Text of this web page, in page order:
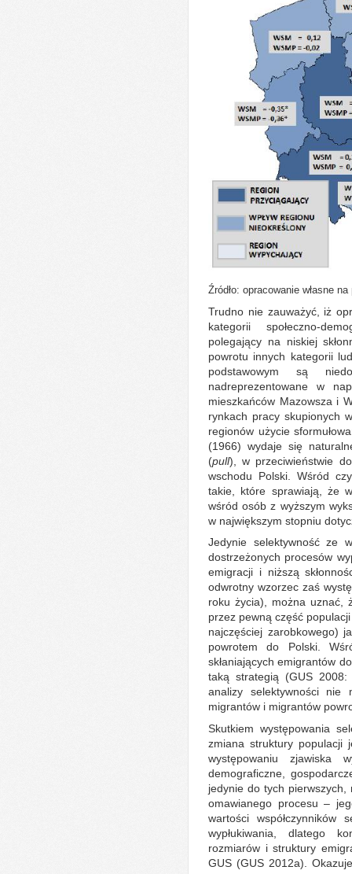
Źródło: opracowanie własne
Trudno nie zauważyć, iż
kategorii społeczno-
polegający na niskiej
powrotu innych kategorii
podstawowym są
nadreprezentowane w
mieszkańców Mazowsza i
rynkach pracy skupionych
regionów użycie
(1966) wydaje się
(pull), w przeciwieństwie
wschodu Polski. Wśród
takie, które sprawiają, że
wśród osób z wyższym
w największym stopniu
Jedynie selektywność ze
dostrzeżonych procesów
emigracji i niższą
odwrotny wzorzec zaś
roku życia), można uznać,
przez pewną część
najczęściej zarobkowego)
powrotem do Polski.
skłaniających emigrantów
taką strategią (GUS
analizy selektywności nie
migrantów i migrantów
Skutkiem występowania
zmiana struktury populacji
występowaniu zjawiska
demograficzne,
jedynie do tych
omawianego procesu –
wartości współczynników
wypłukiwania, dlatego
rozmiarów i struktury
GUS (GUS 2012a).